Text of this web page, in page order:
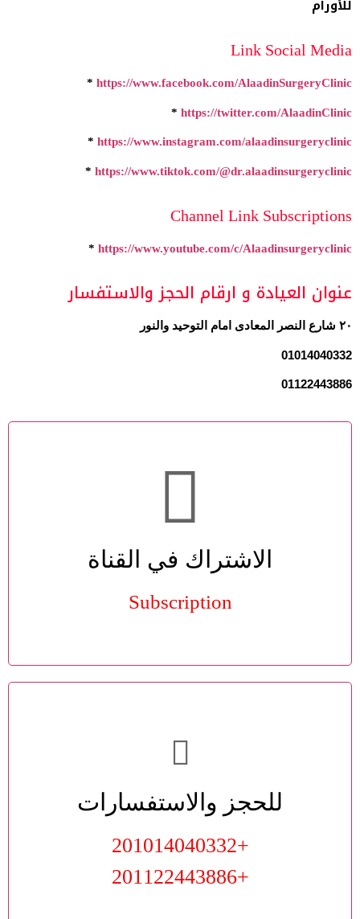
للأورام
Link Social Media
https://www.facebook.com/AlaadinSurgeryClinic
*
https://twitter.com/AlaadinClinic
*
https://www.instagram.com/alaadinsurgeryclinic
*
https://www.tiktok.com/@dr.alaadinsurgeryclinic
*
Channel Link Subscriptions
https://www.youtube.com/c/Alaadinsurgeryclinic
*
عنوان العيادة و ارقام الحجز والاستفسار
٢٠ شارع النصر المعادى امام التوحيد والنور
01014040332
01122443886
الاشتراك في القناة
Subscription
للحجز والاستفسارات
+201014040332
+201122443886